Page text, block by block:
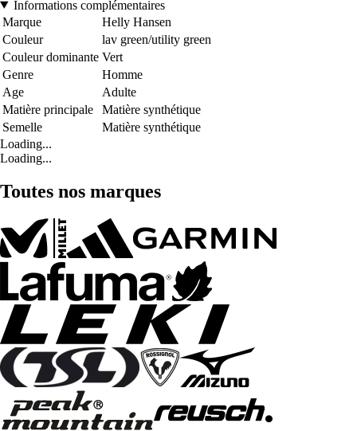
Informations complémentaires
Marque
Helly Hansen
Couleur
lav green/utility green
Couleur dominante Vert
Genre
Homme
Age
Adulte
Matière principale
Matière synthétique
Semelle
Matière synthétique
Loading...
Loading...
Toutes nos marques